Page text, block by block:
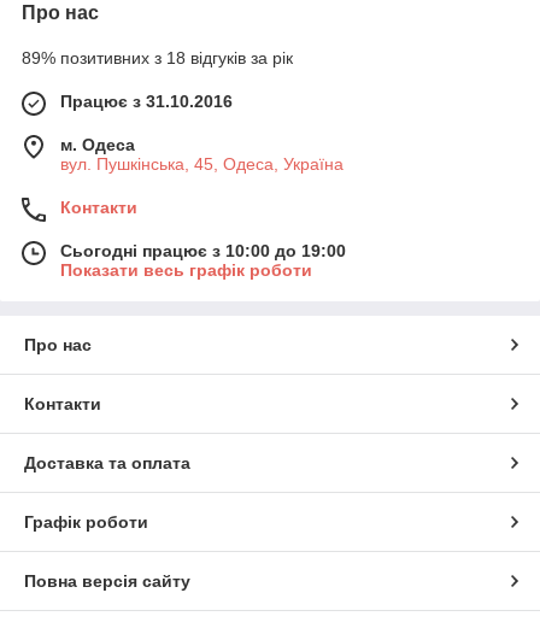
Про нас
89% позитивних з 18 відгуків за рік
Працює з 31.10.2016
м. Одеса
вул. Пушкінська, 45, Одеса, Україна
Контакти
Сьогодні працює з 10:00 до 19:00
Показати весь графік роботи
Про нас
Контакти
Доставка та оплата
Графік роботи
Повна версія сайту